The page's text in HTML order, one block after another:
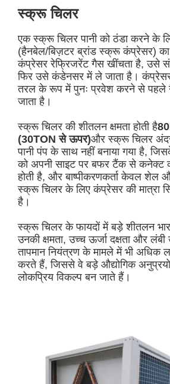
स्क्रू चिलर
एक स्क्रू चिलर पानी को ठंडा करने के
(हैनबेल/बिज़टर ब्रांड स्क्रू कंप्रेसर) का
कंप्रेसर रेफ्रिजरेंट गैस खींचता है, उसे
फिर उसे कंडेनसर में ले जाता है। कंप्रेसर
तरल के रूप में पुनः प्रवेश करने से पहले
जाता है।
स्क्रू चिलर की शीतलन क्षमता होती है
(30TON से ऊपर)और स्क्रू चिलर
पानी पंप के साथ नहीं बनाया गया है,
को अपनी साइट पर बफर टैंक से कनेक्ट
होती है, और बाष्पीकरणकर्ता केवल शेल
स्क्रू चिलर के लिए कंप्रेसर की मात्रा
है।
स्क्रू चिलर के फायदों में बड़े शीतलन
उनकी क्षमता, उच्च ऊर्जा दक्षता और
तापमान नियंत्रण के मामले में भी अधिक
करते हैं, जिससे वे बड़े औद्योगिक
लोकप्रिय विकल्प बन जाते हैं।